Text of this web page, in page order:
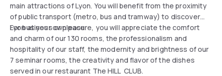
main attractions of Lyon. You will benefit from the proximity
of public transport (metro, bus and tramway) to discover
Lyon at your own pace.
For business or pleasure, you will appreciate the comfort
and charm of our 130 rooms, the professionalism and
hospitality of our staff, the modernity and brightness of our
7 seminar rooms, the creativity and flavor of the dishes
served in our restaurant The HILL CLUB.